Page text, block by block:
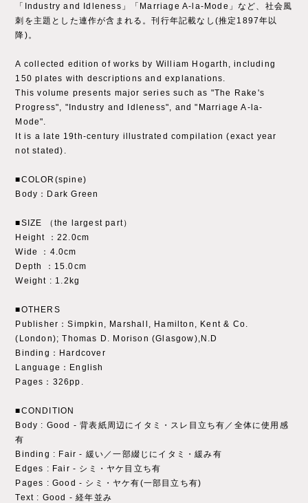
「Industry and Idleness」「Marriage A-la-Mode」など、社会風
刺を主題とした連作が含まれる。刊行年記載なし(推定1897年以
降)。
A collected edition of works by William Hogarth, including
150 plates with descriptions and explanations.
This volume presents major series such as "The Rake's
Progress", "Industry and Idleness", and "Marriage A-la-
Mode".
It is a late 19th-century illustrated compilation (exact year
not stated).
■COLOR(spine)
Body：Dark Green
■SIZE （the largest part）
Height ：22.0cm
Wide ：4.0cm
Depth ：15.0cm
Weight : 1.2kg
■OTHERS
Publisher：Simpkin, Marshall, Hamilton, Kent & Co.
(London); Thomas D. Morison (Glasgow),N.D
Binding：Hardcover
Language：English
Pages：326pp.
■CONDITION
Body : Good - 背表紙周辺にイタミ・スレ目立ち有／全体に使用感
有
Binding : Fair - 緩い／一部綴じにイタミ・緩み有
Edges : Fair - シミ・ヤケ目立ち有
Pages : Good - シミ・ヤケ有(一部目立ち有)
Text : Good ‐ 経年並み